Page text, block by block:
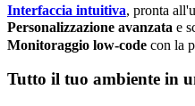
Interfaccia intuitiva , pronta
Personalizzazione avanzata e
Monitoraggio low-code con la
Tutto il tuo ambiente in